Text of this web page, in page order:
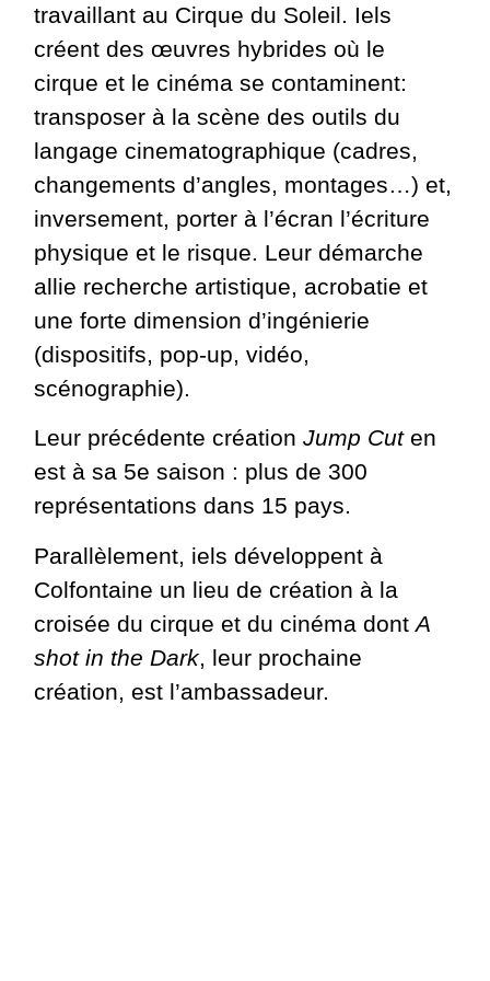
travaillant au Cirque du Soleil. Iels
créent des œuvres hybrides où le
cirque et le cinéma se contaminent:
transposer à la scène des outils du
langage cinematographique (cadres,
changements d’angles, montages…) et,
inversement, porter à l’écran l’écriture
physique et le risque. Leur démarche
allie recherche artistique, acrobatie et
une forte dimension d’ingénierie
(dispositifs, pop-up, vidéo,
scénographie).
Leur précédente créationJump Cuten
est à sa 5e saison : plus de 300
représentations dans 15 pays.
Parallèlement, iels développent à
Colfontaine un lieu de création à la
croisée du cirque et du cinéma dontA
shot in the Dark, leur prochaine
création, est l’ambassadeur.